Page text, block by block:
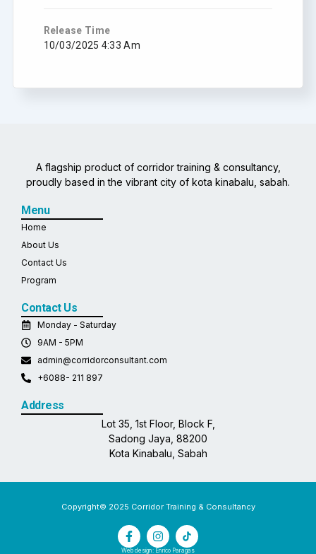
Release Time
10/03/2025 4:33 Am
A flagship product of corridor training & consultancy,
proudly based in the vibrant city of kota kinabalu, sabah.
Menu
Home
About Us
Contact Us
Program
Contact Us
Monday - Saturday
9AM - 5PM
admin@corridorconsultant.com
+6088- 211 897
Address
Lot 35, 1st Floor, Block F,
Sadong Jaya, 88200
Kota Kinabalu, Sabah
Copyright© 2025 Corridor Training & Consultancy
F
a
I
n
Web design: Enrico Paragas